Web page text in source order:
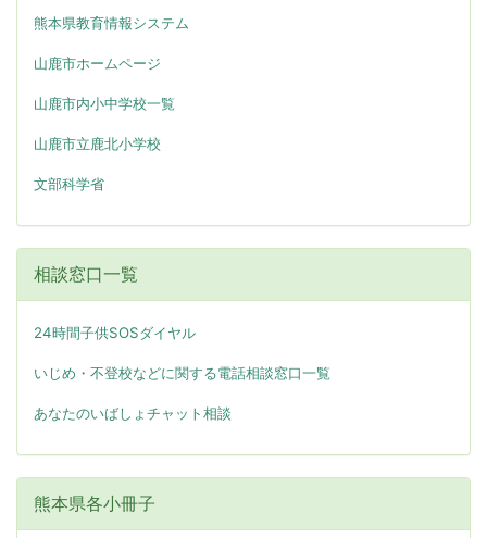
熊本県教育情報システム
山鹿市ホームページ
山鹿市内小中学校一覧
山鹿市立鹿北小学校
文部科学省
相談窓口一覧
24時間子供SOSダイヤル
いじめ・不登校などに関する電話相談窓口一覧
あなたのいばしょチャット相談
熊本県各小冊子